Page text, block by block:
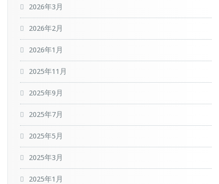
2026年3月
2026年2月
2026年1月
2025年11月
2025年9月
2025年7月
2025年5月
2025年3月
2025年1月